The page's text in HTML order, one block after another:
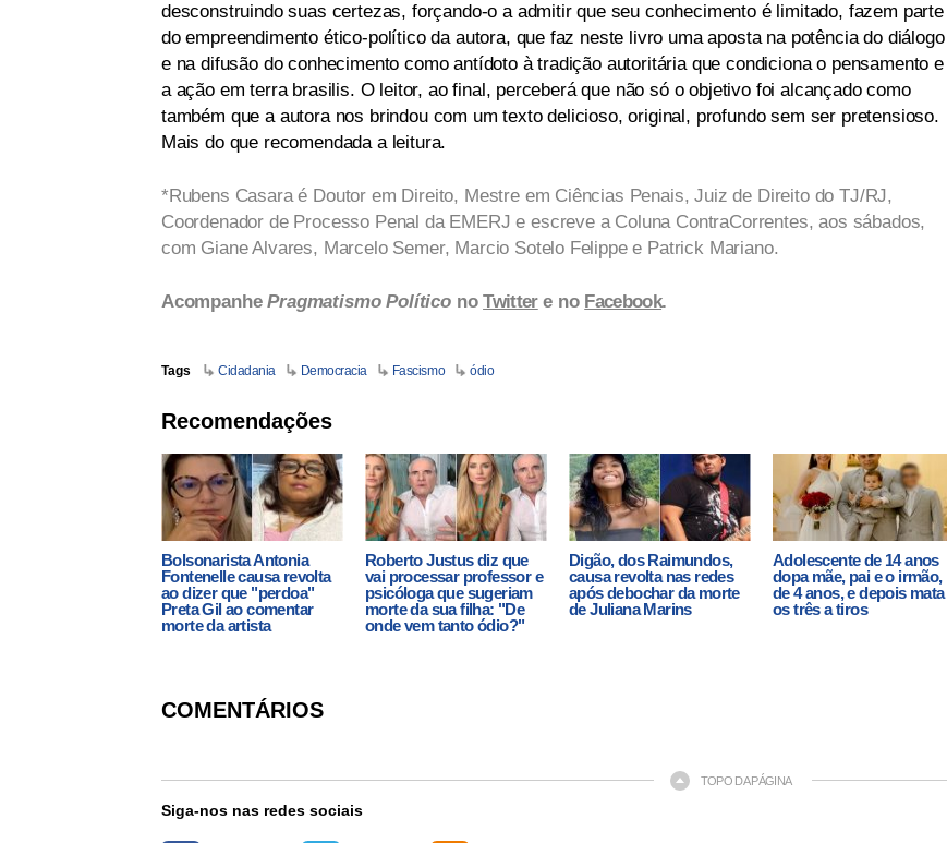
desconstruindo suas certezas, forçando-o a admitir que seu conhecimento é limitado, fazem parte
do empreendimento ético-político da autora, que faz neste livro uma aposta na potência do diálogo
e na difusão do conhecimento como antídoto à tradição autoritária que condiciona o pensamento e
a ação em terra brasilis. O leitor, ao final, perceberá que não só o objetivo foi alcançado como
também que a autora nos brindou com um texto delicioso, original, profundo sem ser pretensioso.
Mais do que recomendada a leitura.
*Rubens Casara é Doutor em Direito, Mestre em Ciências Penais, Juiz de Direito do TJ/RJ,
Coordenador de Processo Penal da EMERJ e escreve a Coluna ContraCorrentes, aos sábados,
com Giane Alvares, Marcelo Semer, Marcio Sotelo Felippe e Patrick Mariano.
AcompanhePragmatismo PolíticonoTwittere no Facebook.
Tags Cidadania Democracia Fascismo ódio
Recomendações
Bolsonarista Antonia
Fontenelle causa revolta
ao dizer que "perdoa"
Preta Gil ao comentar
morte da artista
Roberto Justus diz que
vai processar professor e
psicóloga que sugeriam
morte da sua filha: "De
onde vem tanto ódio?"
Digão, dos Raimundos,
causa revolta nas redes
após debochar da morte
de Juliana Marins
Adolescente de 14 anos
dopa mãe, pai e o irmão,
de 4 anos, e depois mata
os três a tiros
COMENTÁRIOS
TOPO DA PÁGINA
Siga-nos nas redes sociais